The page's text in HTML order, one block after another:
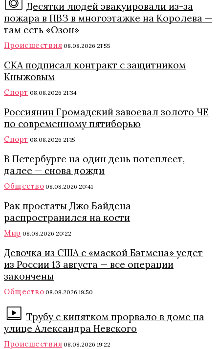
Десятки людей эвакуировали из-за
пожара в ПВЗ в многоэтажке на Королева —
там есть «Озон»
Происшествия 08.08.2026 21:55
СКА подписал контракт с защитником
Кныжовым
Спорт 08.08.2026 21:34
Россиянин Громадский завоевал золото ЧЕ
по современному пятиборью
Спорт 08.08.2026 21:15
В Петербурге на один день потеплеет,
далее — снова дожди
Общество 08.08.2026 20:41
Рак простаты Джо Байдена
распространился на кости
Мир 08.08.2026 20:22
Девочка из США с «маской Бэтмена» уедет
из России 13 августа — все операции
закончены
Общество 08.08.2026 19:50
Трубу с кипятком прорвало в доме на
улице Александра Невского
Происшествия 08.08.2026 19:22